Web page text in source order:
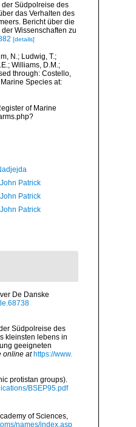
Südpolreise des
das Verhalten des
Bericht über die
Wissenschaften zu
[details]
N.; Ludwig, T.;
Williams, D.M.;
through: Costello,
Species at:
of Marine
Patrick
Patrick
Patrick
De Danske
Südpolreise des
kleinsten lebens in
geeigneten
online at https://www.
protistan groups).
BSEP95.pdf
of Sciences,
names/index.asp